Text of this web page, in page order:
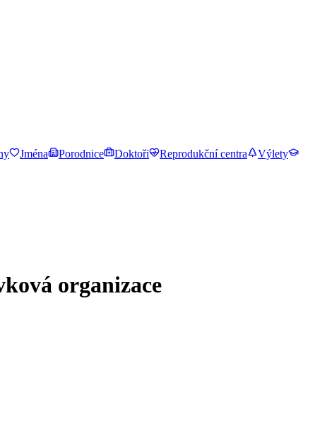
Jména Porodnice Doktoři Reprodukční centra
Výlety
organizace